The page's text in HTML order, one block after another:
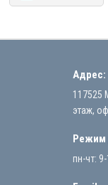
Адрес:
117525
этаж,
Режим
пн-чт: